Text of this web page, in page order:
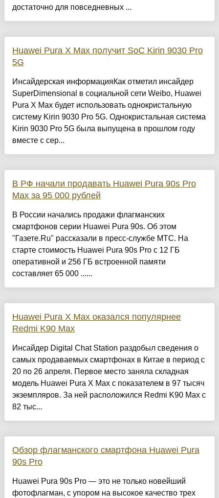
достаточно для повседневных ...
Huawei Pura X Max получит SoC Kirin 9030 Pro
5G
Инсайдерская информацияКак отметил инсайдер
SuperDimensional в социальной сети Weibo, Huawei
Pura X Max будет использовать однокристальную
систему Kirin 9030 Pro 5G. Однокристальная система
Kirin 9030 Pro 5G была выпущена в прошлом году
вместе с сер...
В РФ начали продавать Huawei Pura 90s Pro
Max за 95 000 рублей
В России начались продажи флагманских
смартфонов серии Huawei Pura 90s. Об этом
"Газете.Ru" рассказали в пресс-службе МТС. На
старте стоимость Huawei Pura 90s Pro с 12 ГБ
оперативной и 256 ГБ встроенной памяти
составляет 65 000 ......
Huawei Pura X Max оказался популярнее
Redmi K90 Max
Инсайдер Digital Chat Station раздобыл сведения о
самых продаваемых смартфонах в Китае в период с
20 по 26 апреля. Первое место заняла складная
модель Huawei Pura X Max с показателем в 97 тысяч
экземпляров. За ней расположился Redmi K90 Max с
82 тыс...
Обзор флагманского смартфона Huawei Pura
90s Pro
Huawei Pura 90s Pro — это не только новейший
фотофлагман, с упором на высокое качество трех